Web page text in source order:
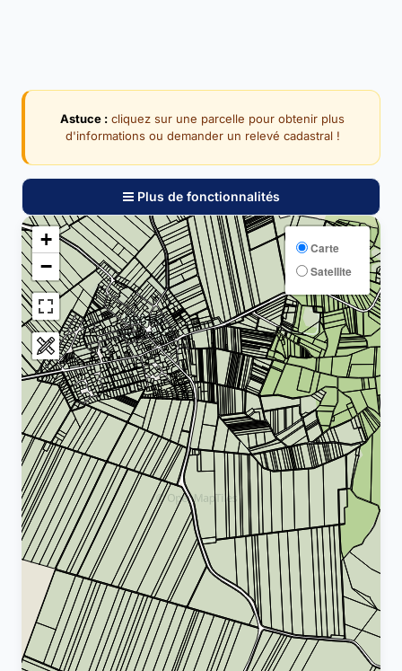
Astuce : cliquez sur une parcelle pour obtenir plus
d'informations ou demander un relevé cadastral !
Plus de fonctionnalités
+
−
Carte
Satellite